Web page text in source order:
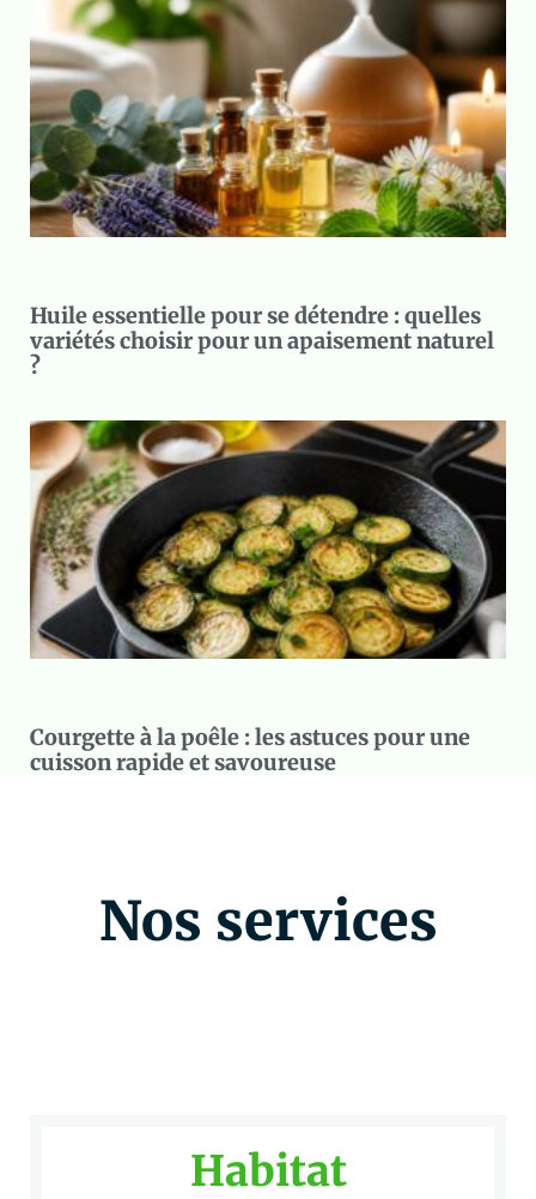
Huile essentielle pour se détendre : quelles
variétés choisir pour un apaisement naturel
?
Courgette à la poêle : les astuces pour une
cuisson rapide et savoureuse
Nos services
Habitat